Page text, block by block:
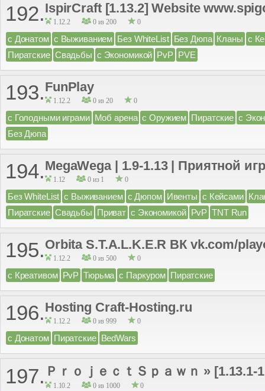
192.IspirCraft [1.13.2] Website
1.12.2 0 из 200 0
с Донатом с Выживанием Без WhiteList Без Дюпа Кланы с
Пиратские Свадьбы с Экономикой PvP PVE
193.FunPlay
1.12.2 0 из 20 0
с Голодными играми Моб арена с Оружием Пиратские с
Без Дюпа
194.MegaWega | 1.9-1.13 | Приятной
1.12 0 из 1 0
Без WhiteList с Выживанием с Дюпом Ивенты с Кейсами
Пиратские Свадьбы Приват с Экономикой PvP TNT Run
195.Orbita S.T.A.L.K.E.R ВК vk.com/
1.12.2 0 из 500 0
с Креативом PvP Тюрьма с Паркуром Пиратские
196.Hosting Craft-Hosting.ru
1.12.2 0 из 999 0
с Донатом Пиратские BedWars
197. ＰｒｏｊｅｃｔＳｐａｗｎ » [1.13.1-
1.10.2 0 из 1000 0